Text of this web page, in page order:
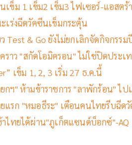
ข็ม 1 เข็ม2 เข็ม3 ไฟเซอร์-แอสตร้า
เร่งฉีดวัคซีนเข็มกระตุ้น
Test & Go ยังไม่ยกเลิกจัดกิจกรรม
ราว "สกัดโอมิครอน" ไม่ใช่ปิดประเ
เข็ม 1, 2, 3 เริ่ม 27 ธ.ค.นี้
ฯ" ห้ามข้าราชการ "ลาพักร้อน" ไป
แรก "หมอธีระ" เตือนคนไทยรีบฉีด
าไทยได้ผ่าน"ภูเก็ตแซนด์บ็อกซ์"-AQ